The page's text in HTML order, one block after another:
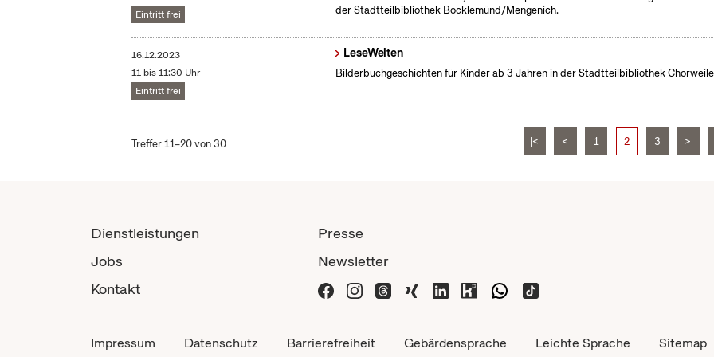
Eintritt frei
der Stadtteilbibliothek Bocklemünd/Mengenich.
16.12.2023
11 bis 11:30 Uhr
Eintritt frei
LeseWelten
Bilderbuchgeschichten für Kinder ab 3 Jahren in der Stadtteilbibliothek
Treffer 11–20 von 30 |< < 1 2 3 >
Dienstleistungen
Jobs
Kontakt
Presse
Newsletter
Impressum Datenschutz Barrierefreiheit Gebärdensprache Leichte Sprache Sitemap